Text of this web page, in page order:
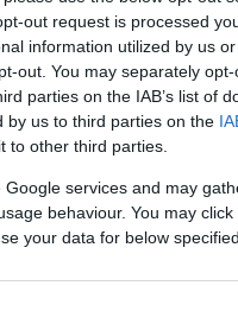
out request is processed
information utilized by us
out. You may separately
parties on the IAB’s list of
by us to third parties on the
to other third parties.
services and may
behaviour. You may
your data for below
illetve az
a borfogyasztási
ha tisztába
A